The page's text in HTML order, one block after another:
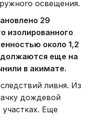
освещения.
29
изолированного
около 1,2
еще на
в акимате.
ливня. Из
дождевой
Еще